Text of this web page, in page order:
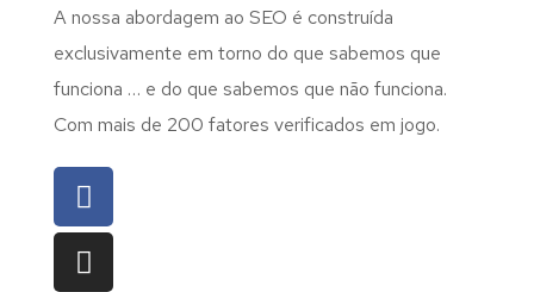
A nossa abordagem ao SEO é construída
exclusivamente em torno do que sabemos que
funciona … e do que sabemos que não funciona.
Com mais de 200 fatores verificados em jogo.